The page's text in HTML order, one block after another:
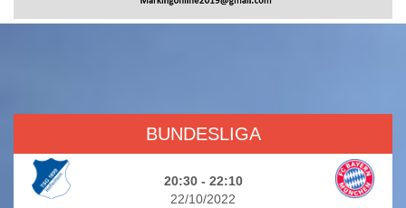
BUNDESLIGA
20:30 - 22:10
22/10/2022